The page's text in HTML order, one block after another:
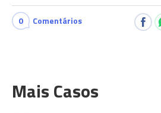
0 Comentários
Mais Casos